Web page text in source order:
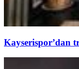
Kayserispor’dan